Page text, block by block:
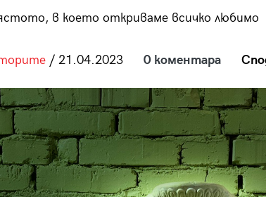
в което откриваме всичко любимо
/ 21.04.2023 0 коментара
28/29